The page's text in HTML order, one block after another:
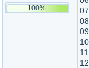
100%